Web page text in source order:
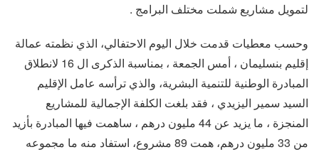
لتمويل مشاريع شملت مختلف البرامج .
وحسب معطيات قدمت خلال اليوم الاحتفالي، الذي نظمته عمالة
إقليم بنسليمان ، أمس الجمعة ، بمناسبة الذكرى ال 16 لانطلاق
المبادرة الوطنية للتنمية البشرية، والذي ترأسه عامل الإقليم
السيد سمير اليزيدي ، فقد بلغت الكلفة الإجمالية للمشاريع
المنجزة ، ما يزيد عن 44 مليون درهم ، ساهمت فيها المبادرة بأزيد
من 33 مليون درهم، همت 89 مشروع، استفاد منه ما مجموعه